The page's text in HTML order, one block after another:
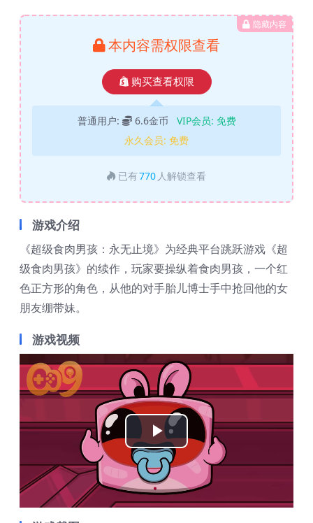
隐藏内容
本内容需权限查看
购买查看权限
普通用户: 6.6金币 VIP会员: 免费
永久会员: 免费
已有770 人解锁查看
游戏介绍
《超级食肉男孩：永无止境》为经典平台跳跃游戏《超
级食肉男孩》的续作，玩家要操纵着食肉男孩，一个红
色正方形的角色，从他的对手胎儿博士手中抢回他的女
朋友绷带妹。
游戏视频
Play
Video